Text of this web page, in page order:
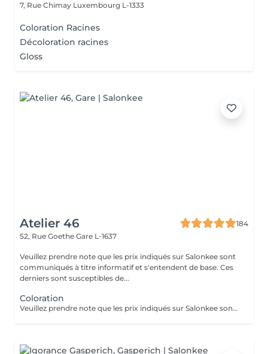
7, Rue Chimay Luxembourg L-1333
Coloration Racines
Décoloration racines
Gloss
Atelier 46
184
52, Rue Goethe Gare L-1637
Veuillez prendre note que les prix indiqués sur Salonkee sont
communiqués à titre informatif et s'entendent de base. Ces
derniers sont susceptibles de...
Coloration
Veuillez prendre note que les prix indiqués sur Salonkee sont communiqués à titre informatif et s'entendent de base. Ces derniers sont susceptibles de varier selon le diagnostic réalisé à votre arrivée au salon et l'expertise du professionnel à qui vous confiez votre beauté. Dans tous les cas, un devis précis vous sera proposé et toutes réalisations de prestations seront effectuées avec votre accord. Un grand merci d'avance pour votre compréhension. Au plaisir de vous recevoir très vite.